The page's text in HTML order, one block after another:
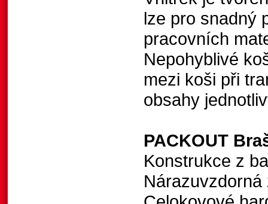
lze pro snadný
pracovních
Nepohyblivé
mezi koši při
obsahy
PACKOUT
Konstrukce z